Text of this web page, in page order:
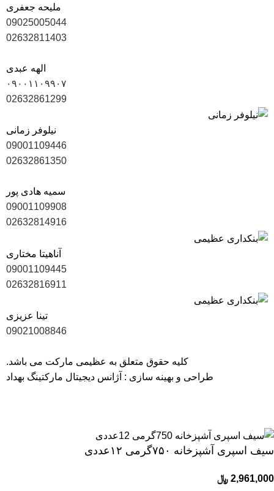
ملیحه جعفری
09025005044
02632811403
الهه عبدی
۰۹۰۰۱۱۰۹۹۰۷
02632861299
نیلوفر زمانی
09001109446
02632861350
سمیه هادی پور
09001109908
02632814916
آناهیتا مختاری
09001109445
02632816911
تینا عزیزی
09021008846
کلیه حقوق متعلق به عظیمی مارکت می باشد.
طراحی و بهینه سازی : آژانس دیجیتال مارکتینگ بهداد
سیف اسپری آشپزخانه ۷۵۰گرمی ۱۲عددی
2,961,000 ﷼